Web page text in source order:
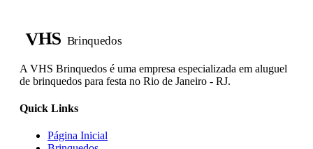
VHS Brinquedos
A VHS Brinquedos é uma empresa especializada em aluguel
de brinquedos para festa no Rio de Janeiro - RJ.
Quick Links
Página Inicial